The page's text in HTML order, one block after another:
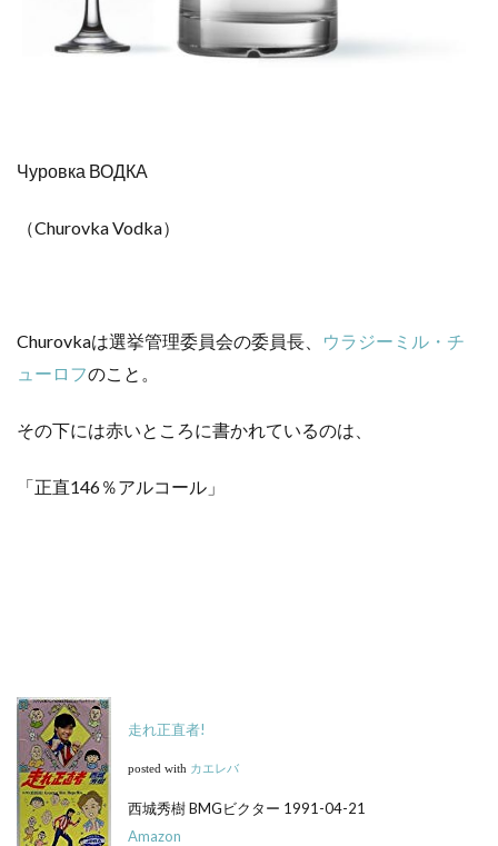
Чуровка ВОДКА
（Churovka Vodka）
Churovkaは選挙管理委員会の委員長、
ウラジーミル・チ
ューロフのこと。
その下には赤いところに書かれているのは、
「正直146％アルコール」
走れ正直者!
posted with カエレバ
西城秀樹 BMGビクター 1991-04-21
Amazon